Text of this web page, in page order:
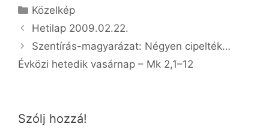
Kategória
Közelkép
Hetilap 2009.02.22.
Szentírás-magyarázat: Négyen cipelték…
Évközi hetedik vasárnap – Mk 2,1–12
Szólj hozzá!